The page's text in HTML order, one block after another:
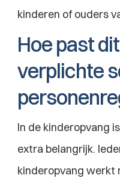
kinderen of ouders
Hoe past
verplichte
In de kinderopvang
extra belangrijk.
kinderopvang werkt